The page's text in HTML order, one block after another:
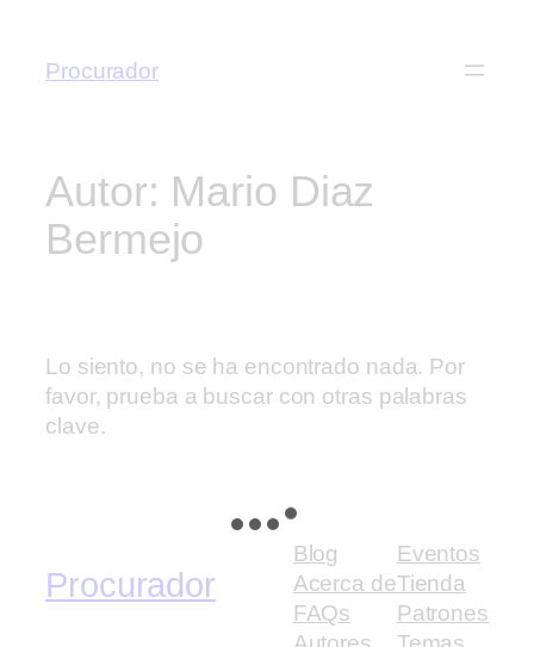
contenido
Procurador
Autor: Mario Diaz
Bermejo
Lo siento, no se ha encontrado nada. Por
favor, prueba a buscar con otras palabras
clave.
Procurador
Blog
Acerca de
FAQs
Eventos
Tienda
Patrones